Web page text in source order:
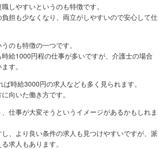
しやすいというのも特徴です。
担も少なくなり、両立がしやすいので安心して仕
のも特徴の一つです。
給1000円程の仕事が多いですが、介護士の場合
す。
時給3000円の求人なども多く見られます。
向いた働き方です。
仕事が大変そうというイメージがあるかもしれま
、より良い条件の求人も見つけやすいですが、派
求人もあります。